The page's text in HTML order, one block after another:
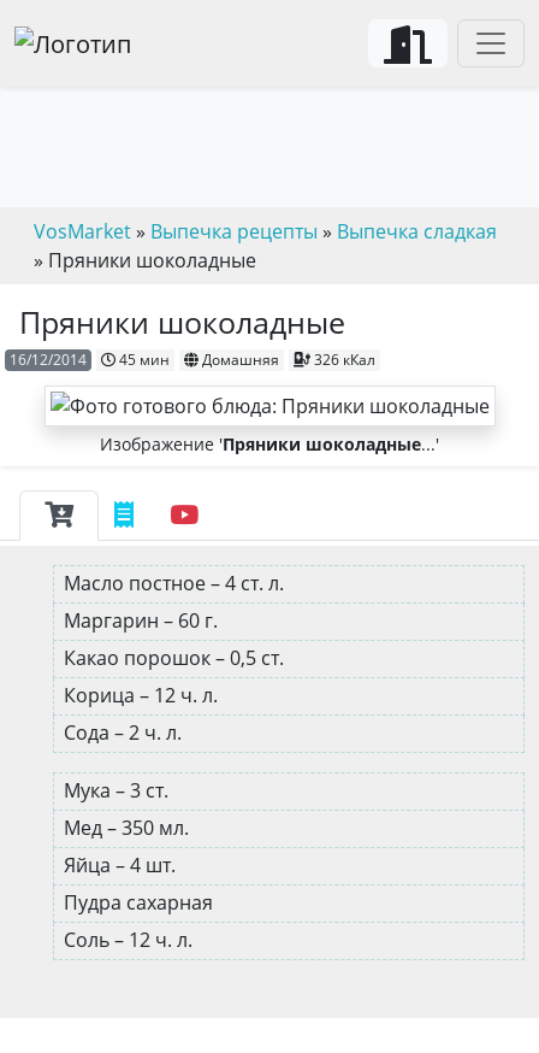
VosMarket» Выпечка рецепты » Выпечка сладкая
» Пряники шоколадные
Пряники шоколадные
16/12/2014 45 мин Домашняя 326 кКал
Изображение 'Пряники шоколадные...'
Масло постное – 4 ст. л.
Маргарин – 60 г.
Какао порошок – 0,5 ст.
Корица – 12 ч. л.
Сода – 2 ч. л.
Мука – 3 ст.
Мед – 350 мл.
Яйца – 4 шт.
Пудра сахарная
Соль – 12 ч. л.